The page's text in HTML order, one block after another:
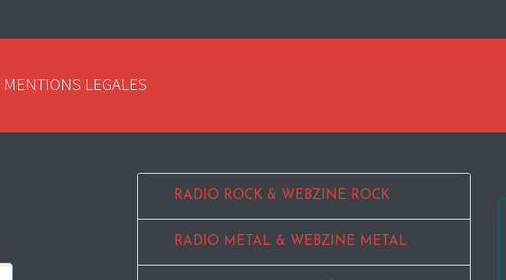
MENTIONS LEGALES
RADIO ROCK & WEBZINE ROCK
RADIO METAL & WEBZINE METAL